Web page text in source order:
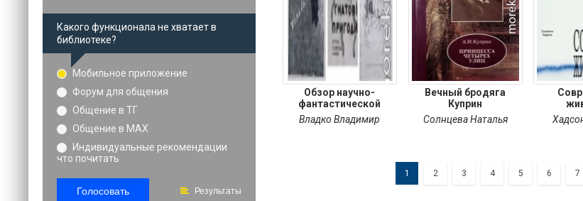
Обзор научно-
фантастической
литературы
Владко Владимир
Вечный бродяга
Куприн
Солнцева Наталья
1 2 3 4 5 6 7
Какого функционала не хватает в
библиотеке?
Мобильное приложение
Форум для общения
Общение в ТГ
Общение в MAX
Индивидуальные рекомендации
что почитать
Голосовать Результаты